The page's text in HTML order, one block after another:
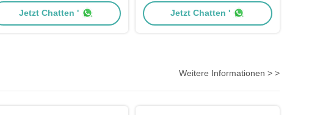
D575A-2 Raupenschlepper
Jetzt Chatten '
Jetzt Chatten '
Weitere Informationen > >